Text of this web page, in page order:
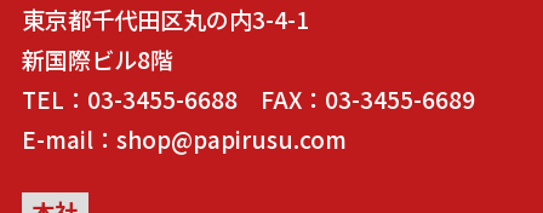
東京都千代田区丸の内3-4-1
新国際ビル8階
TEL：03-3455-6688 FAX：03-3455-6689
E-mail：shop@papirusu.com